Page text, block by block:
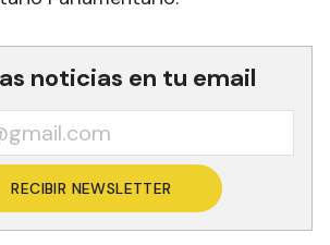
noticias en tu email
RECIBIR NEWSLETTER